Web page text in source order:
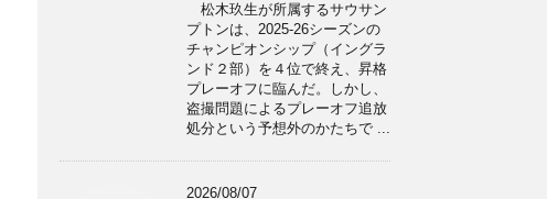
松木玖生が所属するサウサン
プトンは、2025-26シーズンの
チャンピオンシップ（イングラ
ンド２部）を４位で終え、昇格
プレーオフに臨んだ。しかし、
盗撮問題によるプレーオフ追放
処分という予想外のかたちで ...
2026/08/07